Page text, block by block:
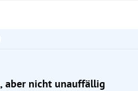
aber nicht unauffällig